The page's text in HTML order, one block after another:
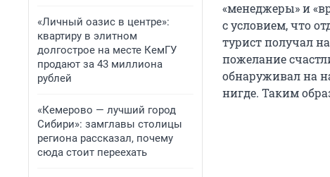
«Личный оазис в центре»:
квартиру в элитном
долгострое на месте КемГУ
продают за 43 миллиона
рублей
«Кемерово — лучший город
Сибири»: замглавы столицы
региона рассказал, почему
сюда стоит переехать
«менеджеры» и
с условием, что
турист получал
пожелание
обнаруживал на
нигде. Таким